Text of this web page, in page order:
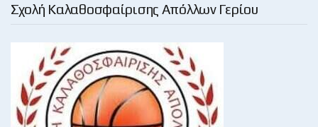
Σχολή Καλαθοσφαίρισης Απόλλων Γερίου